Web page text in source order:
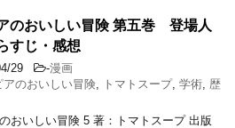
のおいしい冒険 第五巻 登場人
すじ・感想
29 -漫画
アのおいしい冒険
トマトスープ, 学術 歴
おいしい冒険 5 著：トマトスープ 出版